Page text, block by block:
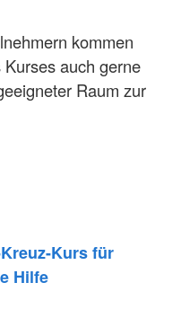
kommen
auch gerne
Raum zur
Kurs für
Hilfe